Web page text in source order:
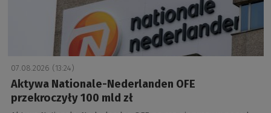
07.08.2026 (13:24)
Aktywa Nationale-Nederlanden OFE
przekroczyły 100 mld zł